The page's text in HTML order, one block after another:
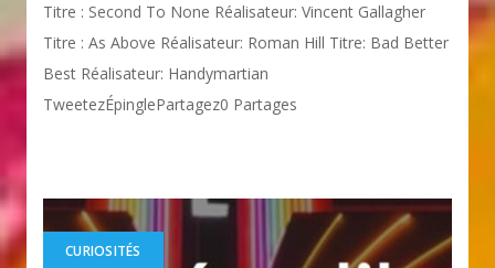
Titre : Second To None Réalisateur: Vincent Gallagher
Titre : As Above Réalisateur: Roman Hill Titre: Bad Better
Best Réalisateur: Handymartian
TweetezÉpinglePartagez0 Partages
CURIOSITÉS